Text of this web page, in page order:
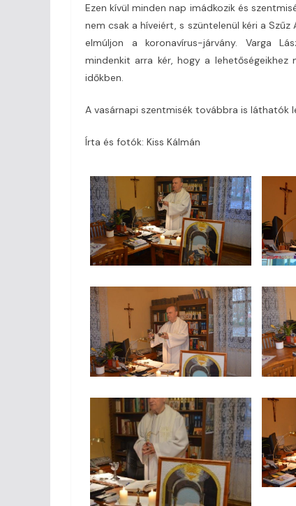
Ezen kívül minden nap imádkozik és
nem csak a híveiért, s szüntelenül kéri a
elmúljon a koronavírus-járvány. Varga
mindenkit arra kér, hogy a
időkben.
A vasárnapi szentmisék továbbra is láthatók
Írta és fotók: Kiss Kálmán